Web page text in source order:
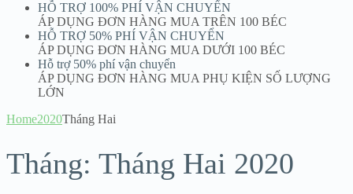
HỖ TRỢ 100% PHÍ VẬN CHUYỂN
ÁP DỤNG ĐƠN HÀNG MUA TRÊN 100 BÉC
HỖ TRỢ 50% PHÍ VẬN CHUYỂN
ÁP DỤNG ĐƠN HÀNG MUA DƯỚI 100 BÉC
Hỗ trợ 50% phí vận chuyển
ÁP DỤNG ĐƠN HÀNG MUA PHỤ KIỆN SỐ LƯỢNG
LỚN
Home2020Tháng Hai
Tháng: Tháng Hai 2020